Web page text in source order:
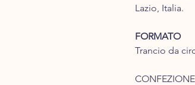
Lazio, Italia.
FORMATO
Trancio da